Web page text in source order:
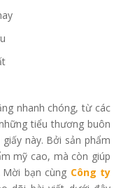
nhanh chóng, từ các
tiểu thương buôn
này. Bởi sản phẩm
mỹ cao, mà còn giúp
bạn cùng Công ty